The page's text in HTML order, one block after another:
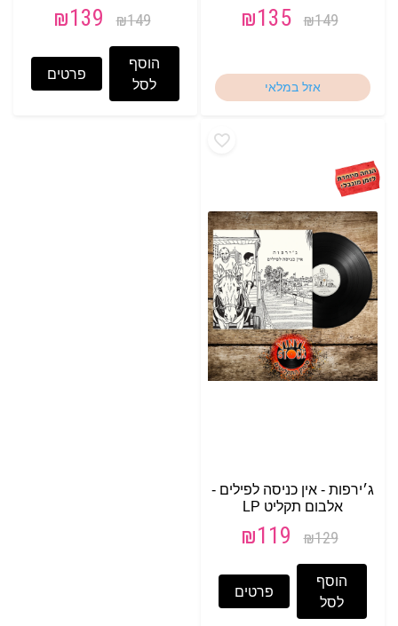
₪149
₪135
אזל במלאי
₪149
₪139
הוסף
לסל
פרטים
ג׳ירפות - אין כניסה לפילים -
אלבום תקליט LP
₪129
₪119
הוסף
לסל
פרטים